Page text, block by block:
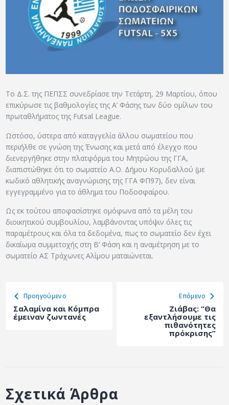
ΑΡΧΕΙΟ
ΕΠΙΚΟΙΝΩΝΙΑ
Το Δ.Σ. της ΠΕΠΣΣ συνεδρίασε την Τετάρτη, 29 Μαρτίου, όπου
επικύρωσε τις βαθμολογίες της Α’ Φάσης των δύο ομίλων του
πρωταθλήματος της Futsal League.
Ωστόσο, ύστερα από καταγγελία άλλου σωματείου που
περιήλθε σε γνώση της Ένωσης και μετά από έλεγχο που
διενεργήθηκε στην πλατφόρμα του Μητρώου της ΓΓΑ,
διαπιστώθηκε ότι το σωματείο Α.Ο. Δήμου Κορυδαλλού (με
κωδικό αθλητικής αναγνώρισης της ΓΓΑ ΦΠ97), δεν είναι
εγγεγραμμένο για το άθλημα του Ποδοσφαίρου.
Ως εκ τούτου αποφασίστηκε ομόφωνα από τα μέλη του
διοικητικού συμβουλίου, λαμβάνοντας υπόψιν όλες τις
παραμέτρους και όλα τα δεδομένα, πως το σωματείο δεν έχει
δικαίωμα συμμετοχής στη Β’ Φάση και η αναμέτρηση με το
σωματείο ΑΣ Τράχωνες Αλίμου ματαιώνεται.
Προηγούμενο
Σαλαμίνα και Κόμπρα
έμειναν ζωντανές
Eπόμενο
Ζιάβας: “Θα
εξαντλήσουμε τις
πιθανότητες
πρόκρισης”
Σχετικά Άρθρα